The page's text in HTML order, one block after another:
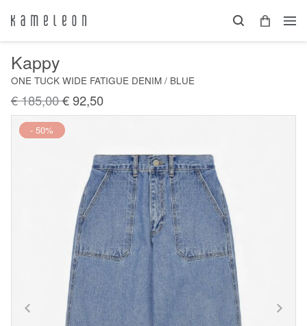
Kappy
ONE TUCK WIDE FATIGUE DENIM / BLUE
€ 185,00€ 92,50
Nieuw
- 50%